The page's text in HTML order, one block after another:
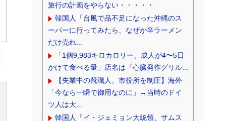
旅行の計画をやらない・・・・・
韓国人「台風で品不足になった沖縄のス
ーパーに行ってみたら、なぜか辛ラーメン
だけ売れ...
「1個9,983キロカロリー、成人が4〜5日
かけて食べる量」店名は『心臓発作グリル...
【失業中の靴職人、市役所を制圧】海外
「今なら一瞬で御用なのに」→当時のドイ
ツ人は大...
韓国人「イ・ジェミョン大統領、サムス